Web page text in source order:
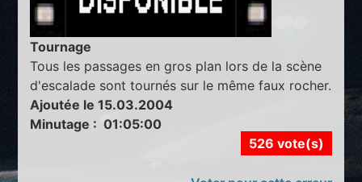
Tournage
Tous les passages en gros plan lors de la scène
d'escalade sont tournés sur le même faux rocher.
Ajoutée le 15.03.2004
Minutage : 01:05:00
526 vote(s)